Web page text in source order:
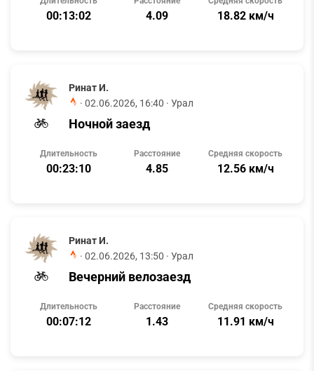
00:13:02 4.09 18.82 км/ч
Ринат И.
· 02.06.2026, 16:40 · Урал
Ночной заезд
Длительность
00:23:10
Расстояние
4.85
Средняя скорость
12.56 км/ч
Ринат И.
· 02.06.2026, 13:50 · Урал
Вечерний велозаезд
Длительность
00:07:12
Расстояние
1.43
Средняя скорость
11.91 км/ч